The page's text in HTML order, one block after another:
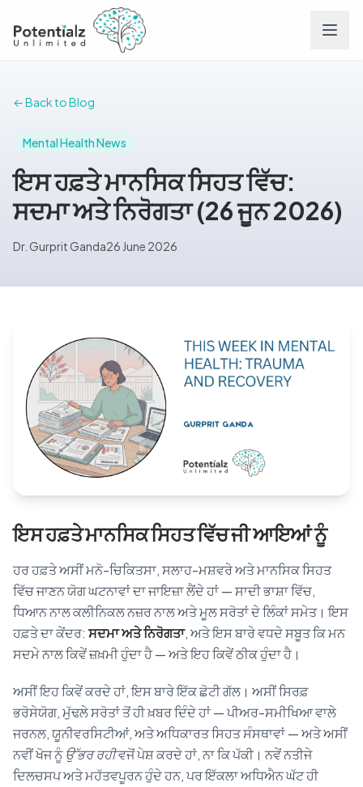
Careers
Conditions
Blog
Book Appointment
← Back to Blog
Mental Health News
ਇਸ ਹਫ਼ਤੇ ਮਾਨਸਿਕ ਸਿਹਤ ਵਿੱਚ:
ਸਦਮਾ ਅਤੇ ਨਿਰੋਗਤਾ (26 ਜੂਨ 2026)
Dr. Gurprit Ganda26 June 2026
ਇਸ ਹਫ਼ਤੇ ਮਾਨਸਿਕ ਸਿਹਤ ਵਿੱਚ ਜੀ ਆਇਆਂ ਨੂੰ
ਹਰ ਹਫ਼ਤੇ ਅਸੀਂ ਮਨੋ-ਚਿਕਿਤਸਾ, ਸਲਾਹ-ਮਸ਼ਵਰੇ ਅਤੇ ਮਾਨਸਿਕ ਸਿਹਤ
ਵਿੱਚ ਜਾਣਨ ਯੋਗ ਘਟਨਾਵਾਂ ਦਾ ਜਾਇਜ਼ਾ ਲੈਂਦੇ ਹਾਂ — ਸਾਦੀ ਭਾਸ਼ਾ ਵਿੱਚ,
ਧਿਆਨ ਨਾਲ ਕਲੀਨਿਕਲ ਨਜ਼ਰ ਨਾਲ ਅਤੇ ਮੂਲ ਸਰੋਤਾਂ ਦੇ ਲਿੰਕਾਂ ਸਮੇਤ। ਇਸ
ਹਫ਼ਤੇ ਦਾ ਕੇਂਦਰ: ਸਦਮਾ ਅਤੇ ਨਿਰੋਗਤਾ, ਅਤੇ ਇਸ ਬਾਰੇ ਵਧਦੇ ਸਬੂਤ ਕਿ ਮਨ
ਸਦਮੇ ਨਾਲ ਕਿਵੇਂ ਜ਼ਖ਼ਮੀ ਹੁੰਦਾ ਹੈ — ਅਤੇ ਇਹ ਕਿਵੇਂ ਠੀਕ ਹੁੰਦਾ ਹੈ।
ਅਸੀਂ ਇਹ ਕਿਵੇਂ ਕਰਦੇ ਹਾਂ, ਇਸ ਬਾਰੇ ਇੱਕ ਛੋਟੀ ਗੱਲ। ਅਸੀਂ ਸਿਰਫ਼
ਭਰੋਸੇਯੋਗ, ਮੁੱਢਲੇ ਸਰੋਤਾਂ ਤੋਂ ਹੀ ਖ਼ਬਰ ਦਿੰਦੇ ਹਾਂ — ਪੀਅਰ-ਸਮੀਖਿਆ ਵਾਲੇ
ਜਰਨਲ, ਯੂਨੀਵਰਸਿਟੀਆਂ, ਅਤੇ ਅਧਿਕਾਰਤ ਸਿਹਤ ਸੰਸਥਾਵਾਂ — ਅਤੇ ਅਸੀਂ
ਨਵੀਂ ਖੋਜ ਨੂੰਉੱਭਰ ਰਹੀਵਜੋਂ ਪੇਸ਼ ਕਰਦੇ ਹਾਂ, ਨਾ ਕਿ ਪੱਕੀ। ਨਵੇਂ ਨਤੀਜੇ
ਦਿਲਚਸਪ ਅਤੇ ਮਹੱਤਵਪੂਰਨ ਹੁੰਦੇ ਹਨ, ਪਰ ਇੱਕਲਾ ਅਧਿਐਨ ਘੱਟ ਹੀ